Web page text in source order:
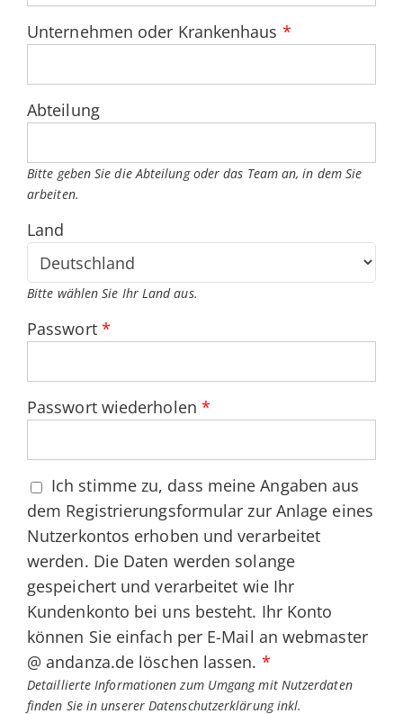
Unternehmen oder Krankenhaus *
Abteilung
Bitte geben Sie die Abteilung oder das Team an, in dem Sie
arbeiten.
Land
Bitte wählen Sie Ihr Land aus.
Passwort *
Passwort wiederholen *
Ich stimme zu, dass meine Angaben aus
dem Registrierungsformular zur Anlage eines
Nutzerkontos erhoben und verarbeitet
werden. Die Daten werden solange
gespeichert und verarbeitet wie Ihr
Kundenkonto bei uns besteht. Ihr Konto
können Sie einfach per E-Mail an webmaster
@ andanza.de löschen lassen. *
Detaillierte Informationen zum Umgang mit Nutzerdaten
finden Sie in unserer Datenschutzerklärung inkl.